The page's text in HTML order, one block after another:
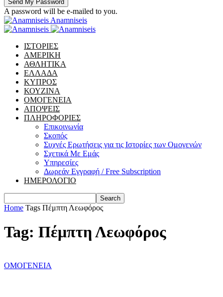
A password will be e-mailed to you.
Anamniseis
ΙΣΤΟΡΙΕΣ
ΑΜΕΡΙΚΗ
ΑΘΛΗΤΙΚΑ
ΕΛΛΑΔΑ
ΚΥΠΡΟΣ
ΚΟΥΖΙΝΑ
ΟΜΟΓΕΝΕΙΑ
ΑΠΟΨΕΙΣ
ΠΛΗΡΟΦΟΡΙΕΣ
Επικοινωνία
Σκοπός
Συχνές Ερωτήσεις για τις Ιστορίες των Ομογενών
Σχετικά Με Εμάς
Υπηρεσίες
Δωρεάν Εγγραφή / Free Subscription
ΗΜΕΡΟΛΟΓΙΟ
Home Tags Πέμπτη Λεωφόρος
Tag: Πέμπτη Λεωφόρος
ΟΜΟΓΕΝΕΙΑ